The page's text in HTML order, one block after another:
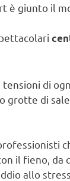
è giunto il
di
grotte di
il fieno, da
allo